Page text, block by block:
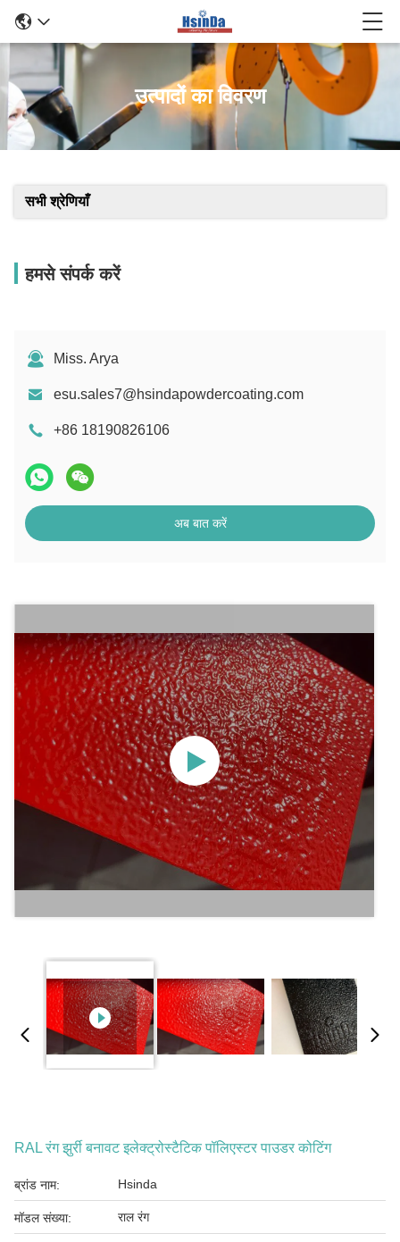
उत्पादों का विवरण
सभी श्रेणियाँ
हमसे संपर्क करें
Miss. Arya
esu.sales7@hsindapowdercoating.com
+86 18190826106
अब बात करें
RAL रंग झुर्री बनावट इलेक्ट्रोस्टैटिक पॉलिएस्टर पाउडर कोटिंग
ब्रांड नाम: Hsinda
मॉडल संख्या: राल रंग